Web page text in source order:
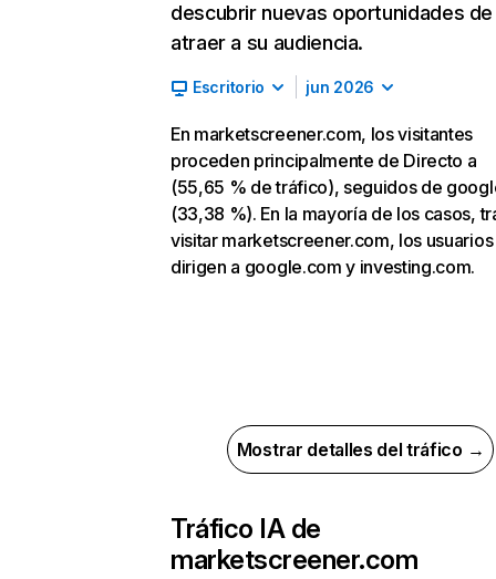
descubrir nuevas oportunidades de
atraer a su audiencia.
Escritorio jun 2026
En marketscreener.com, los visitantes
proceden principalmente de Directo a
(55,65 % de tráfico), seguidos de
(33,38 %). En la mayoría de los casos,
visitar marketscreener.com, los
dirigen a google.com y investing.com.
Mostrar detalles del tráfico →
Tráfico IA de
marketscreener.com